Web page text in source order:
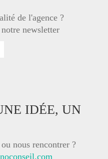
de l'agence ?
newsletter
IDÉE, UN
nous rencontrer ?